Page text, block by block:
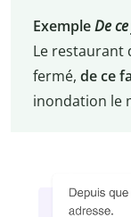
ExempleDe
Le restaurant
fermé, de ce
inondation le